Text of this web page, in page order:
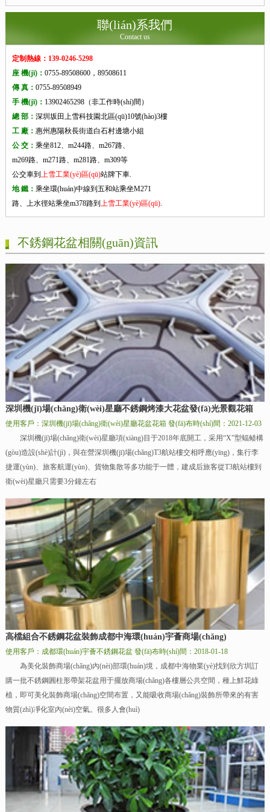
聯(lián)系我們
Contact us
定制熱線：139-0246-5298
座 機(jī)： 0755-89508600，89508611
傳 真： 0755-89508949
手 機(jī)： 13902465298（非工作時(shí)間）
總 部： 深圳坂田上雪科技園北區(qū)10號(hào)3樓
工 廠： 惠州惠陽秋長街道白石村邊塘小組
公 交： 乘坐812、m244路、m267路、
m269路、m271路、m281路、m309等
公交車到 上雪工業(yè)區(qū)站牌下車.
地 鐵： 乘坐環(huán)中線到五和站乘坐M271
路、上水徑站乘坐m378路到 上雪工業(yè)區(qū).
不銹鋼花盆相關(guān)資訊
深圳機(jī)場(chǎng)衛(wèi)星廳不銹鋼烤漆大花盆發(fā)光景觀花箱
使用客戶：深圳機(jī)場(chǎng)衛(wèi)星廳花盆花箱 發(fā)布時(shí)間：2021-12-03
深圳機(jī)場(chǎng)衛(wèi)星廳項(xiàng)目于2018年底開工，采用“X”型蝠鲼構
(gòu)造設(shè)計(jì)，與在營深圳機(jī)場(chǎng)T3航站樓交相呼應(yīng)，集行李
捷運(yùn)、旅客航運(yùn)、貨物集散等多功能于一體，建成后旅客從T3航站樓到
衛(wèi)星廳只需要3分鐘左右
高檔組合不銹鋼花盆裝飾成都中海環(huán)宇薈商場(chǎng)
使用客戶：成都環(huán)宇薈不銹鋼花盆 發(fā)布時(shí)間：2018-01-18
為美化裝飾商場(chǎng)內(nèi)部環(huán)境，成都中海物業(yè)找到欣方圳訂
購一批不銹鋼圓柱形帶架花盆用于擺放商場(chǎng)各樓層公共空間，種上鮮花綠
植，即可美化裝飾商場(chǎng)空間布置，又能吸收商場(chǎng)裝飾所帶來的有害
物質(zhì)凈化室內(nèi)空氣。很多人會(huì)